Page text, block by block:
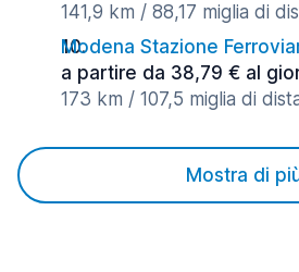
141,9 km / 88,17 miglia di
Modena Stazione
a partire da 38,79 € al
173 km / 107,5 miglia di
Mostra di